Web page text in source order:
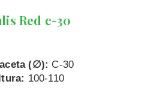
Red c-30
(∅): C-30
100-110